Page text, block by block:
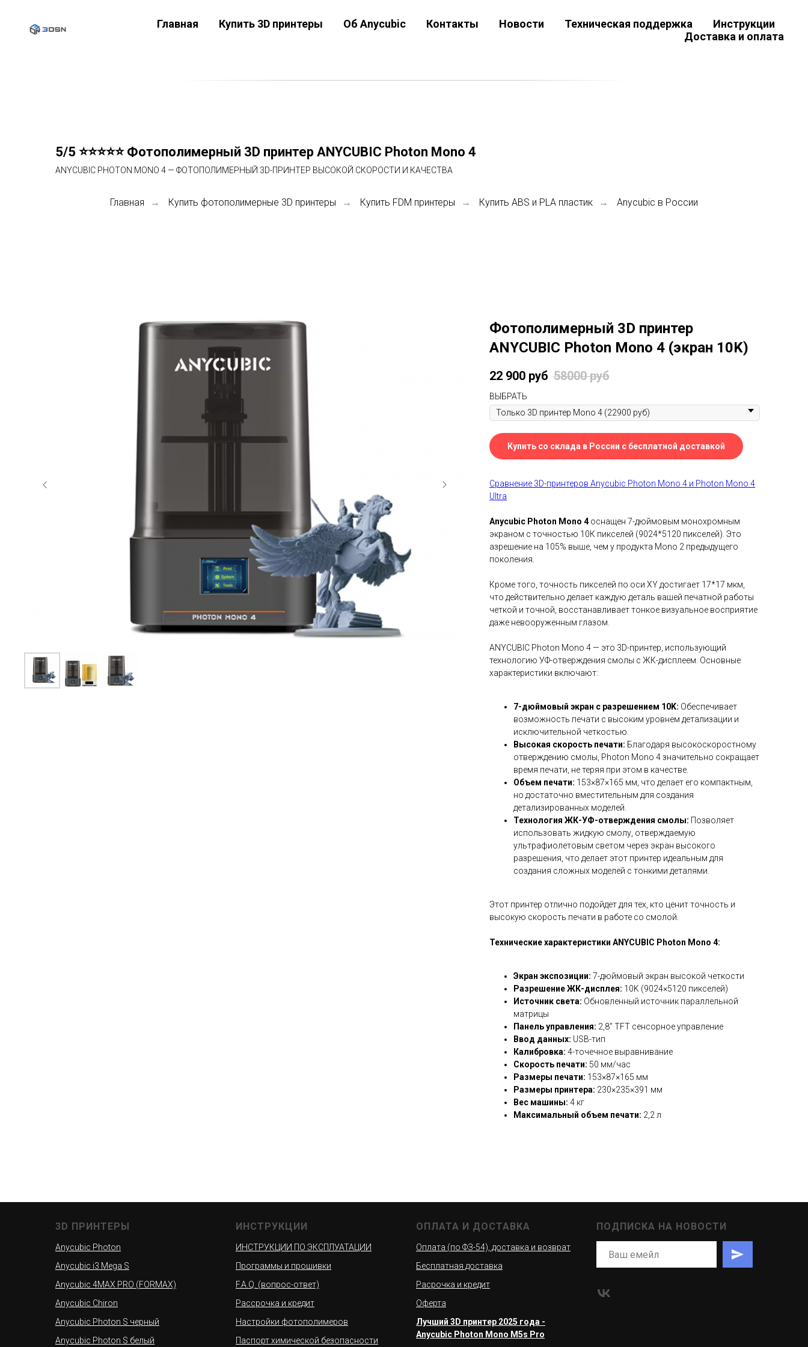
Главная Купить 3D принтеры Об Anycubic Контакты Новости Техническая поддержка
Инструкции
Доставка и оплата
5/5 ⭐⭐⭐⭐⭐ Фотополимерный 3D принтер ANYCUBIC Photon Mono 4
ANYCUBIC PHOTON MONO 4 — ФОТОПОЛИМЕРНЫЙ 3D-ПРИНТЕР ВЫСОКОЙ СКОРОСТИ И КАЧЕСТВА
Главная → Купить фотополимерные 3D принтеры → Купить FDM принтеры → Купить ABS и PLA пластик → Anycubic в России
Фотополимерный 3D принтер
ANYCUBIC Photon Mono 4 (экран 10K)
22 900 руб 58000 руб
ВЫБРАТЬ
Купить со склада в России с бесплатной доставкой
Сравнение 3D-принтеров Anycubic Photon Mono 4 и Photon Mono 4
Ultra
Anycubic Photon Mono 4оснащен 7-дюймовым монохромным
экраном с точностью 10К пикселей (9024*5120 пикселей). Это
азрешение на 105% выше, чем у продукта Mono 2 предыдущего
поколения.
Кроме того, точность пикселей по оси XY достигает 17*17 мкм,
что действительно делает каждую деталь вашей печатной работы
четкой и точной, восстанавливает тонкое визуальное восприятие
даже невооруженным глазом.
ANYCUBIC Photon Mono 4 — это 3D-принтер, использующий
технологию УФ-отверждения смолы с ЖК-дисплеем. Основные
характеристики включают:
7-дюймовый экран с разрешением 10K: Обеспечивает
возможность печати с высоким уровнем детализации и
исключительной четкостью.
Высокая скорость печати: Благодаря высокоскоростному
отверждению смолы, Photon Mono 4 значительно сокращает
время печати, не теряя при этом в качестве.
Объем печати: 153×87×165 мм, что делает его компактным,
но достаточно вместительным для создания
детализированных моделей.
Технология ЖК-УФ-отверждения смолы: Позволяет
использовать жидкую смолу, отверждаемую
ультрафиолетовым светом через экран высокого
разрешения, что делает этот принтер идеальным для
создания сложных моделей с тонкими деталями.
Этот принтер отлично подойдет для тех, кто ценит точность и
высокую скорость печати в работе со смолой.
Технические характеристики ANYCUBIC Photon Mono 4:
Экран экспозиции: 7-дюймовый экран высокой четкости
Разрешение ЖК-дисплея: 10K (9024×5120 пикселей)
Источник света: Обновленный источник параллельной
матрицы
Панель управления: 2,8'' TFT сенсорное управление
Ввод данных: USB-тип
Калибровка: 4-точечное выравнивание
Скорость печати: 50 мм/час
Размеры печати: 153×87×165 мм
Размеры принтера: 230×235×391 мм
Вес машины: 4 кг
Максимальный объем печати: 2,2 л
3D ПРИНТЕРЫ
Anycubic Photon
Anycubic i3 Mega S
Anycubic 4MAX PRO (FORMAX)
Anycubic Chiron
Anycubic Photon S черный
Anycubic Photon S белый
ИНСТРУКЦИИ
ИНСТРУКЦИИ ПО ЭКСПЛУАТАЦИИ
Программы и прошивки
F.A.Q. (вопрос-ответ)
Рассрочка и кредит
Настройки фотополимеров
Паспорт химической безопасности
ОПЛАТА И ДОСТАВКА
Оплата (по ФЗ-54), доставка и возврат
Бесплатная доставка
Расрочка и кредит
Оферта
Лучший 3D принтер 2025 года -
Anycubic Photon Mono M5s Pro
ПОДПИСКА НА НОВОСТИ